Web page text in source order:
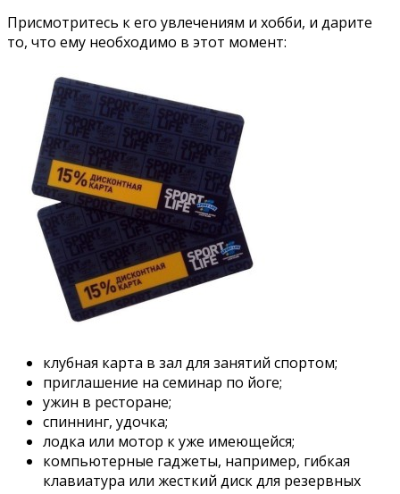
Присмотритесь к его увлечениям и хобби, и дарите
то, что ему необходимо в этот момент:
клубная карта в зал для занятий спортом;
приглашение на семинар по йоге;
ужин в ресторане;
спиннинг, удочка;
лодка или мотор к уже имеющейся;
компьютерные гаджеты, например, гибкая
клавиатура или жесткий диск для резервных